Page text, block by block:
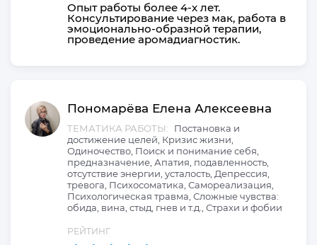
Опыт работы более 4-х лет.
Консультирование через мак, работа в
эмоционально-образной терапии,
проведение аромадиагностик.
Пономарёва Елена Алексеевна
ТЕМАТИКА РАБОТЫ:
Постановка и
достижение целей, Кризис жизни,
Одиночество, Поиск и понимание себя,
предназначение, Апатия, подавленность,
отсутствие энергии, усталость, Депрессия,
тревога, Психосоматика, Самореализация,
Психологическая травма, Сложные чувства:
обида, вина, стыд, гнев и т.д., Страхи и фобии
РЕЙТИНГ